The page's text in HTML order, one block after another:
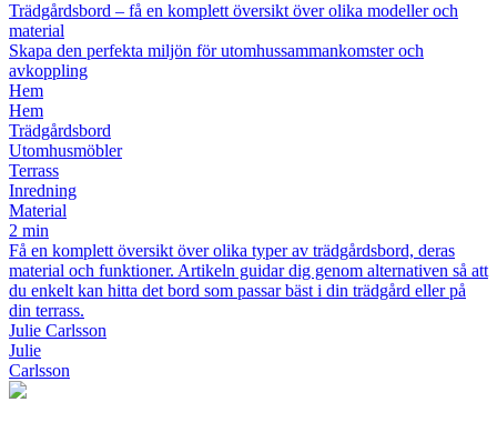
Trädgårdsbord – få en komplett översikt över olika modeller och
material
Skapa den perfekta miljön för utomhussammankomster och
avkoppling
Hem
Hem
Trädgårdsbord
Utomhusmöbler
Terrass
Inredning
Material
2 min
Få en komplett översikt över olika typer av trädgårdsbord, deras
material och funktioner. Artikeln guidar dig genom alternativen så att
du enkelt kan hitta det bord som passar bäst i din trädgård eller på
din terrass.
Julie Carlsson
Julie
Carlsson